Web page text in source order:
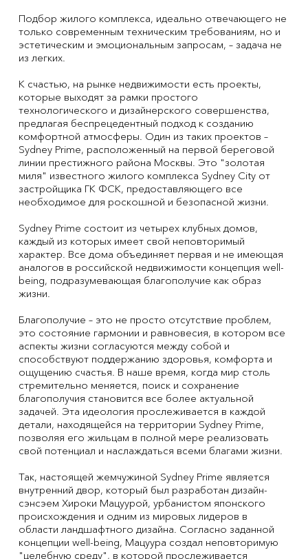
Подбор жилого комплекса, идеально отвечающего не
только современным техническим требованиям, но и
эстетическим и эмоциональным запросам, – задача не
из легких.
К счастью, на рынке недвижимости есть проекты,
которые выходят за рамки простого
технологического и дизайнерского совершенства,
предлагая беспрецедентный подход к созданию
комфортной атмосферы. Один из таких проектов –
Sydney Prime, расположенный на первой береговой
линии престижного района Москвы. Это "золотая
миля" известного жилого комплекса Sydney City от
застройщика ГК ФСК, предоставляющего все
необходимое для роскошной и безопасной жизни.
Sydney Prime состоит из четырех клубных домов,
каждый из которых имеет свой неповторимый
характер. Все дома объединяет первая и не имеющая
аналогов в российской недвижимости концепция well-
being, подразумевающая благополучие как образ
жизни.
Благополучие – это не просто отсутствие проблем,
это состояние гармонии и равновесия, в котором все
аспекты жизни согласуются между собой и
способствуют поддержанию здоровья, комфорта и
ощущению счастья. В наше время, когда мир столь
стремительно меняется, поиск и сохранение
благополучия становится все более актуальной
задачей. Эта идеология прослеживается в каждой
детали, находящейся на территории Sydney Prime,
позволяя его жильцам в полной мере реализовать
свой потенциал и наслаждаться всеми благами жизни.
Так, настоящей жемчужиной Sydney Prime является
внутренний двор, который был разработан дизайн-
сэнсэем Хироки Мацуурой, урбанистом японского
происхождения и одним из мировых лидеров в
области ландшафтного дизайна. Согласно заданной
концепции well-being, Мацуура создал неповторимую
"целебную среду", в которой прослеживается